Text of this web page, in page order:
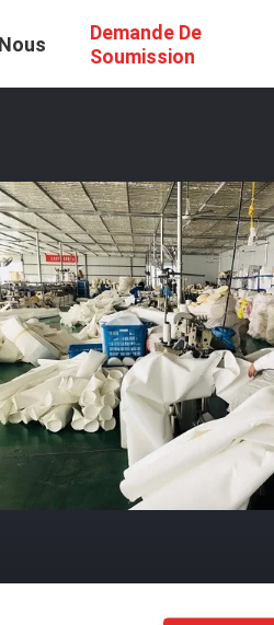
Demande De
Soumission